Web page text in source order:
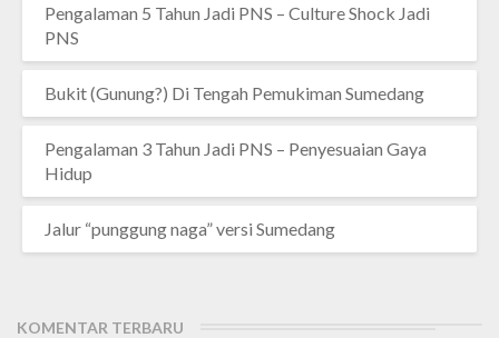
Pengalaman 5 Tahun Jadi PNS – Culture Shock Jadi
PNS
Bukit (Gunung?) Di Tengah Pemukiman Sumedang
Pengalaman 3 Tahun Jadi PNS – Penyesuaian Gaya
Hidup
Jalur “punggung naga” versi Sumedang
KOMENTAR TERBARU